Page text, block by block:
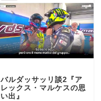
バルダッサッリ談2『ア
レックス・マルケスの思
い出』